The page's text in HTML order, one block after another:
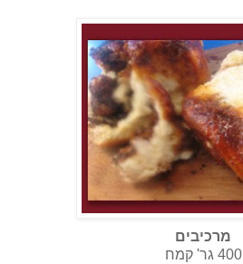
מרכיבים
400 גר' קמח